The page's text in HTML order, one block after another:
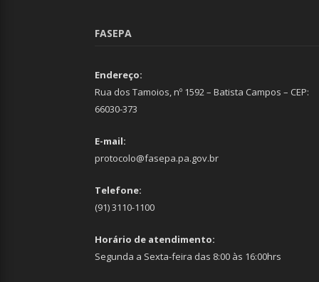
FASEPA
Endereço:
Rua dos Tamoios, nº 1592 – Batista Campos – CEP:
66030-373
E-mail:
protocolo@fasepa.pa.gov.br
Telefone:
(91) 3110-1100
Horário de atendimento:
Segunda a Sexta-feira das 8:00 às 16:00hrs